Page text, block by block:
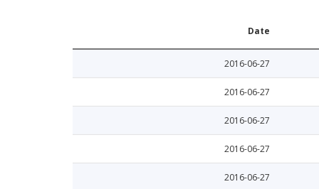
Date
2016-06-27
2016-06-27
2016-06-27
2016-06-27
2016-06-27